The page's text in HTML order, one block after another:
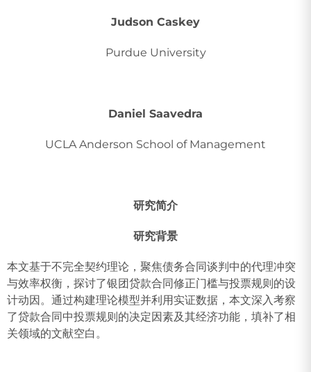
Judson Caskey
Purdue University
Daniel Saavedra
UCLA Anderson School of Management
研究简介
研究背景
本文基于不完全契约理论，聚焦债务合同谈判中的代理冲突
与效率权衡，探讨了银团贷款合同修正门槛与投票规则的设
计动因。通过构建理论模型并利用实证数据，本文深入考察
了贷款合同中投票规则的决定因素及其经济功能，填补了相
关领域的文献空白。